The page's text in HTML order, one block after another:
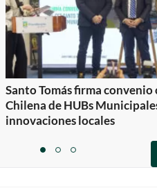
Santo Tomás firma convenio
Chilena de HUBs
innovaciones locales
itemitemitem